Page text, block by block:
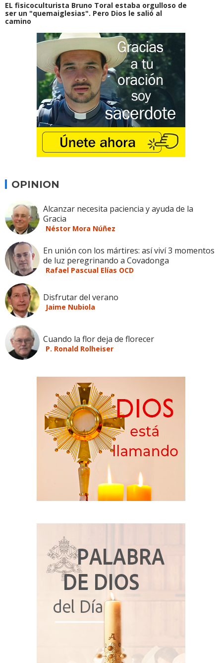
EL fisicoculturista Bruno Toral estaba orgulloso de
ser un "quemaiglesias". Pero Dios le salió al
camino
OPINION
Alcanzar necesita paciencia y ayuda de la
Gracia
Néstor Mora Núñez
En unión con los mártires: así viví 3 momentos
de luz peregrinando a Covadonga
Rafael Pascual Elías OCD
Disfrutar del verano
Jaime Nubiola
Cuando la flor deja de florecer
P. Ronald Rolheiser